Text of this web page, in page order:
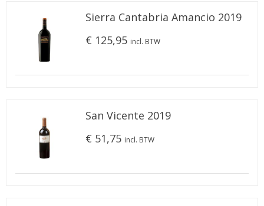
Sierra Cantabria Amancio 2019
€ 125,95 incl. BTW
San Vicente 2019
€ 51,75 incl. BTW